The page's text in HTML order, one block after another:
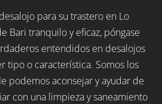
para su trastero en Lo
Bari tranquilo y eficaz, póngase
entendidos en desalojos
tipo o característica. Somos los
podemos aconsejar y ayudar de
con una limpieza y saneamiento